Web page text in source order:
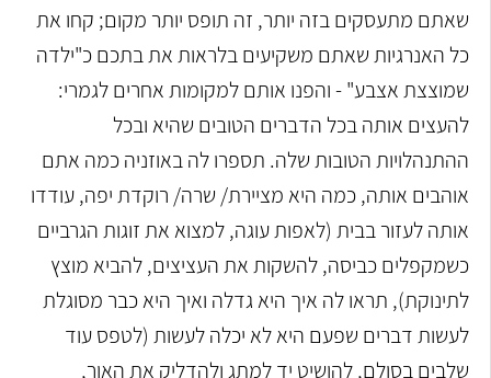
שאתם מתעסקים בזה יותר, זה תופס יותר מקום; קחו את
כל האנרגיות שאתם משקיעים בלראות את בתכם כ"ילדה
שמוצצת אצבע" - והפנו אותם למקומות אחרים לגמרי:
להעצים אותה בכל הדברים הטובים שהיא ובכל
ההתנהלויות הטובות שלה. תספרו לה באוזניה כמה אתם
אוהבים אותה, כמה היא מציירת/ שרה/ רוקדת יפה, עודדו
אותה לעזור בבית (לאפות עוגה, למצוא את זוגות הגרביים
כשמקפלים כביסה, להשקות את העציצים, להביא מוצץ
לתינוקת), תראו לה איך היא גדלה ואיך היא כבר מסוגלת
לעשות דברים שפעם היא לא יכלה לעשות (לטפס עוד
שלבים בסולם, להושיט יד למתג ולהדליק את האור,